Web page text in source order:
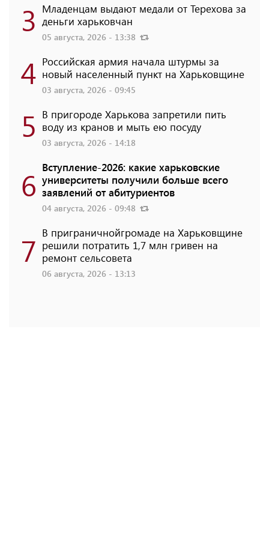
3 Младенцам выдают медали от Терехова за
деньги харьковчан
05 августа, 2026 - 13:38
4 Российская армия начала штурмы за
новый населенный пункт на Харьковщине
03 августа, 2026 - 09:45
5 В пригороде Харькова запретили пить
воду из кранов и мыть ею посуду
03 августа, 2026 - 14:18
6 Вступление-2026: какие харьковские
университеты получили больше всего
заявлений от абитуриентов
04 августа, 2026 - 09:48
7 В приграничнойгромаде на Харьковщине
решили потратить 1,7 млн ​​гривен на
ремонт сельсовета
06 августа, 2026 - 13:13